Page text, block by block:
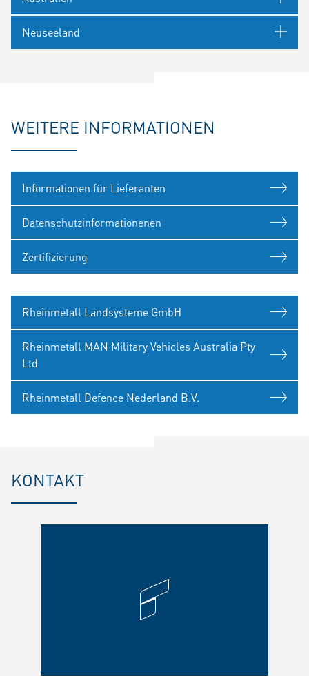
Neuseeland
WEITERE INFORMATIONEN
Informationen für Lieferanten
Datenschutzinformationenen
Zertifizierung
Rheinmetall Landsysteme GmbH
Rheinmetall MAN Military Vehicles Australia Pty
Ltd
Rheinmetall Defence Nederland B.V.
KONTAKT